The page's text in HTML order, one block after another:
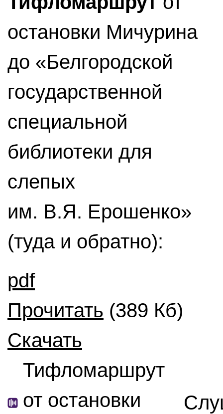
остановки Мичурина
до «Белгородской
государственной
специальной
библиотеки для
слепых
им. В.Я. Ерошенко»
(туда и обратно):
pdf
Прочитать (389 Кб)
Скачать
Тифломаршрут
от остановки